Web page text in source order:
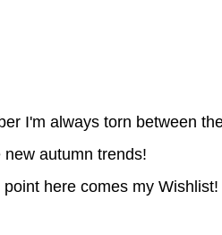
I'm always torn between
new autumn trends!
here comes my Wishlist!